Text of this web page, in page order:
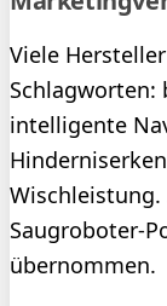
Viele
Schlagworten:
intelligente
Wischleistung.
Saugroboter-
übernommen.